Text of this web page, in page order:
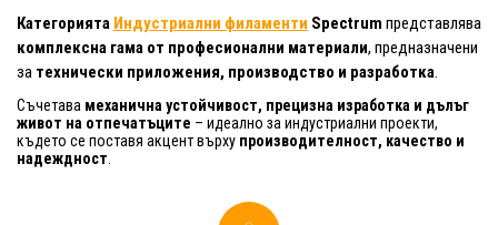
Категорията Индустриални филаменти Spectrum представлява
комплексна гама от професионални материали, предназначени
за технически приложения, производство и разработка.
Съчетава механична устойчивост, прецизна изработка и дълъг
живот на отпечатъците – идеално за индустриални проекти,
където се поставя акцент върху производителност, качество и
надеждност